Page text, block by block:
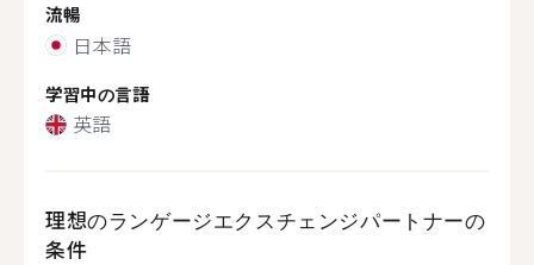
流暢
日本語
学習中の言語
英語
理想のランゲージエクスチェンジパートナーの
条件